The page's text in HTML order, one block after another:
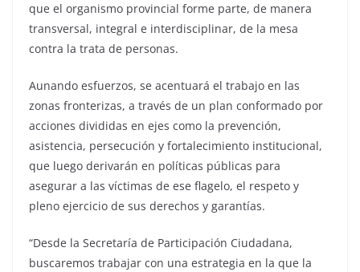
que el organismo provincial forme parte, de manera
transversal, integral e interdisciplinar, de la mesa
contra la trata de personas.
Aunando esfuerzos, se acentuará el trabajo en las
zonas fronterizas, a través de un plan conformado por
acciones divididas en ejes como la prevención,
asistencia, persecución y fortalecimiento institucional,
que luego derivarán en políticas públicas para
asegurar a las víctimas de ese flagelo, el respeto y
pleno ejercicio de sus derechos y garantías.
“Desde la Secretaría de Participación Ciudadana,
buscaremos trabajar con una estrategia en la que la